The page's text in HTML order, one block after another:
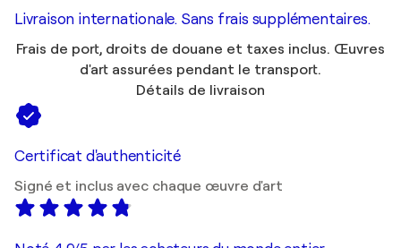
Livraison internationale. Sans frais supplémentaires.
Frais de port, droits de douane et taxes inclus. Œuvres
d'art assurées pendant le transport.
Détails de livraison
Certificat d'authenticité
Signé et inclus avec chaque œuvre d'art